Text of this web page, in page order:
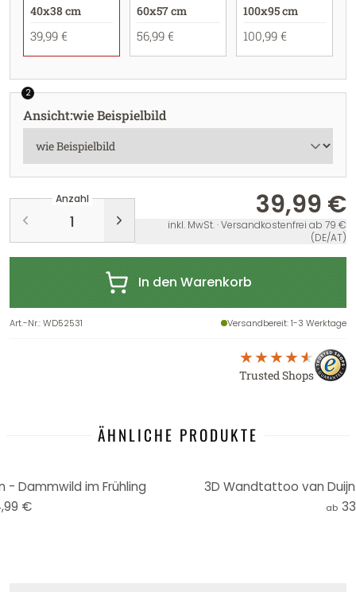
40x38 cm
39,99 €
60x57 cm
56,99 €
100x95 cm
100,99 €
2
Ansicht:wie Beispielbild
Anzahl 39,99 €
inkl. MwSt. · Versandkostenfrei ab 79 €
(DE/AT)
In den Warenkorb
Art.-Nr.:WD52531 Versandbereit: 1-3 Werktage
Trusted Shops
ÄHNLICHE PRODUKTE
Dammwild im Frühling
€
3D Wandtattoo van
ab